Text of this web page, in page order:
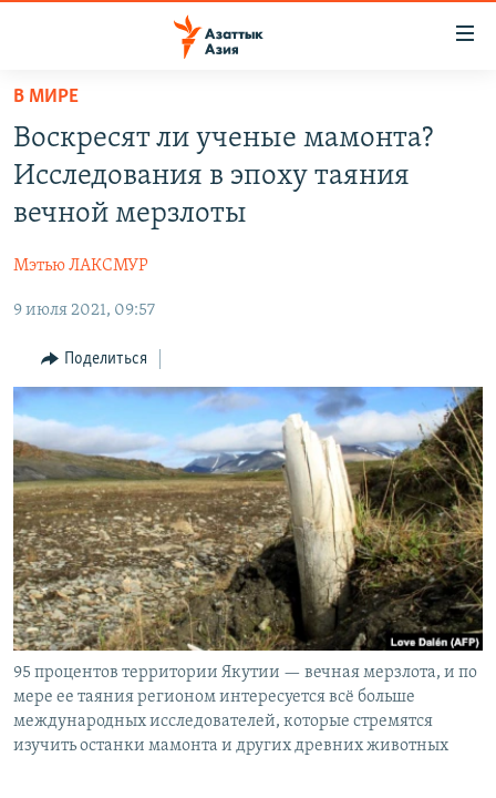
Вернуться
основному
содержанию
главной
Вернутся
поиску
КАЗАХСТАН
КЫРГЫЗСТАН
НОВОСТИ
ВОЙНА В УКРАИНЕ
КЫРГЫЗЧА
ЎЗБЕКЧА
ТОҶИКӢ
TÜRKMENÇE
Все сайты РСЕ/РС
В МИРЕ
Воскресят ли ученые мамонта?
Исследования в эпоху таяния
вечной мерзлоты
Мэтью ЛАКСМУР
9 июля 2021, 09:57
Поделиться
95 процентов территории Якутии — вечная мерзлота, и по
мере ее таяния регионом интересуется всё больше
международных исследователей, которые стремятся
изучить останки мамонта и других древних животных